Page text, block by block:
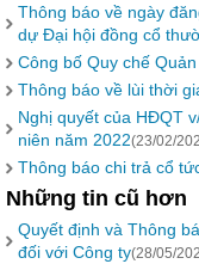
Thông báo về ngày
dự Đại hội đồng cổ
Công bố Quy chế
Thông báo về lùi thời
Nghị quyết của HĐQT
niên năm 2022(23/02/
Thông báo chi trả cổ
Những tin cũ hơn
Quyết định và Thông
đối với Công ty(28/05/